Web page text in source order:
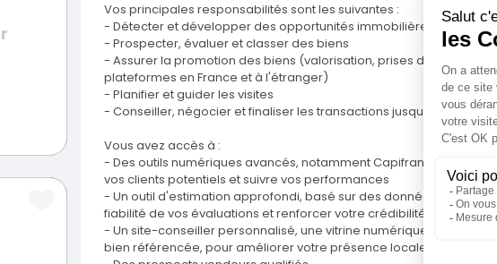
Vos principales responsabilités sont les suivantes :
- Détecter et développer des opportunités immobilières dans
- Prospecter, évaluer et classer des biens
- Assurer la promotion des biens (valorisation, prises de vues,
plateformes en France et à l'étranger)
- Planifier et guider les visites
- Conseiller, négocier et finaliser les transactions jusqu'à la
Vous avez accès à :
- Des outils numériques avancés, notamment Capifrance Pro, pour
vos clients potentiels et suivre vos performances
- Un outil d'estimation approfondi, basé sur des données précises
fiabilité de vos évaluations et renforcer votre crédibilité auprès
- Un site-conseiller personnalisé, une vitrine numérique à votre
bien référencée, pour améliorer votre présence locale et créer